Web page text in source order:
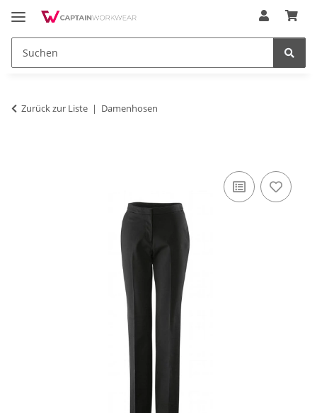
Zurück zur Liste Damenhosen